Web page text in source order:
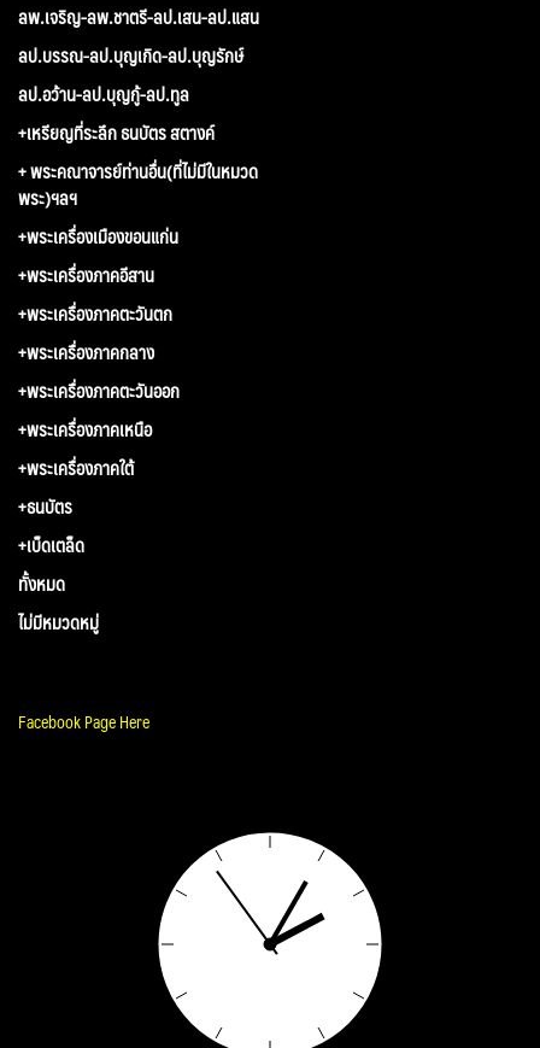
ลพ.เจริญ-ลพ.ชาตรี-ลป.เสน-ลป.แสน
ลป.บรรณ-ลป.บุญเกิด-ลป.บุญรักษ์
ลป.อว้าน-ลป.บุญกู้-ลป.ทูล
+เหรียญที่ระลึก ธนบัตร สตางค์
+ พระคณาจารย์ท่านอื่น(ที่ไม่มีในหมวด
พระ)ฯลฯ
+พระเครื่องเมืองขอนแก่น
+พระเครื่องภาคอีสาน
+พระเครื่องภาคตะวันตก
+พระเครื่องภาคกลาง
+พระเครื่องภาคตะวันออก
+พระเครื่องภาคเหนือ
+พระเครื่องภาคใต้
+ธนบัตร
+เบ็ดเตล็ด
ทั้งหมด
ไม่มีหมวดหมู่
Facebook Page Here